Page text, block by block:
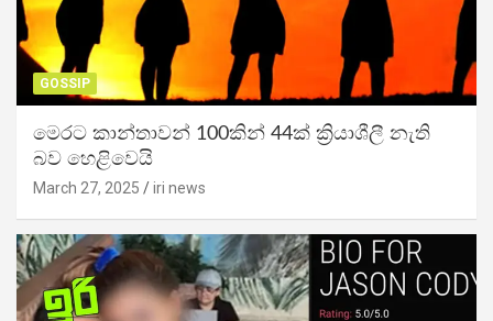
GOSSIP
මෙරට කාන්තාවන් 100කින් 44ක් ක්‍රියාශීලී නැති
බව හෙළිවෙයි
March 27, 2025 iri news